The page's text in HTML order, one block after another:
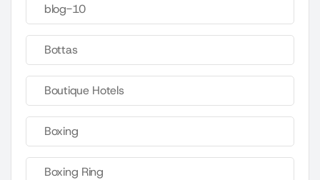
blog-10
Bottas
Boutique Hotels
Boxing
Boxing Ring